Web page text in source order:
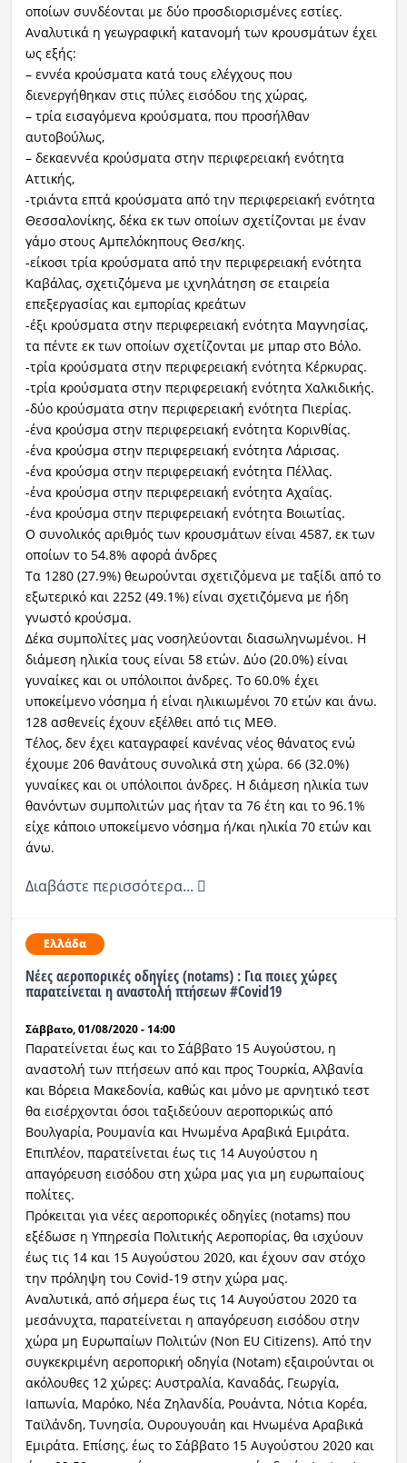
οποίων συνδέονται με δύο προσδιορισμένες εστίες.
Αναλυτικά η γεωγραφική κατανομή των κρουσμάτων έχει
ως εξής:
– εννέα κρούσματα κατά τους ελέγχους που
διενεργήθηκαν στις πύλες εισόδου της χώρας,
– τρία εισαγόμενα κρούσματα, που προσήλθαν
αυτοβούλως,
– δεκαεννέα κρούσματα στην περιφερειακή ενότητα
Αττικής,
-τριάντα επτά κρούσματα από την περιφερειακή ενότητα
Θεσσαλονίκης, δέκα εκ των οποίων σχετίζονται με έναν
γάμο στους Αμπελόκηπους Θεσ/κης.
-είκοσι τρία κρούσματα από την περιφερειακή ενότητα
Καβάλας, σχετιζόμενα με ιχνηλάτηση σε εταιρεία
επεξεργασίας και εμπορίας κρεάτων
-έξι κρούσματα στην περιφερειακή ενότητα Μαγνησίας,
τα πέντε εκ των οποίων σχετίζονται με μπαρ στο Βόλο.
-τρία κρούσματα στην περιφερειακή ενότητα Κέρκυρας.
-τρία κρούσματα στην περιφερειακή ενότητα Χαλκιδικής.
-δύο κρούσματα στην περιφερειακή ενότητα Πιερίας.
-ένα κρούσμα στην περιφερειακή ενότητα Κορινθίας.
-ένα κρούσμα στην περιφερειακή ενότητα Λάρισας.
-ένα κρούσμα στην περιφερειακή ενότητα Πέλλας.
-ένα κρούσμα στην περιφερειακή ενότητα Αχαΐας.
-ένα κρούσμα στην περιφερειακή ενότητα Βοιωτίας.
Ο συνολικός αριθμός των κρουσμάτων είναι 4587, εκ των
οποίων το 54.8% αφορά άνδρες
Τα 1280 (27.9%) θεωρούνται σχετιζόμενα με ταξίδι από το
εξωτερικό και 2252 (49.1%) είναι σχετιζόμενα με ήδη
γνωστό κρούσμα.
Δέκα συμπολίτες μας νοσηλεύονται διασωληνωμένοι. Η
διάμεση ηλικία τους είναι 58 ετών. Δύο (20.0%) είναι
γυναίκες και οι υπόλοιποι άνδρες. To 60.0% έχει
υποκείμενο νόσημα ή είναι ηλικιωμένοι 70 ετών και άνω.
128 ασθενείς έχουν εξέλθει από τις ΜΕΘ.
Τέλος, δεν έχει καταγραφεί κανένας νέος θάνατος ενώ
έχουμε 206 θανάτους συνολικά στη χώρα. 66 (32.0%)
γυναίκες και οι υπόλοιποι άνδρες. Η διάμεση ηλικία των
θανόντων συμπολιτών μας ήταν τα 76 έτη και το 96.1%
είχε κάποιο υποκείμενο νόσημα ή/και ηλικία 70 ετών και
άνω.
Διαβάστε περισσότερα...
Ελλάδα
Νέες αεροπορικές οδηγίες (notams) : Για ποιες χώρες
παρατείνεται η αναστολή πτήσεων #Covid19
Σάββατο, 01/08/2020 - 14:00
Παρατείνεται έως και το Σάββατο 15 Αυγούστου, η
αναστολή των πτήσεων από και προς Τουρκία, Αλβανία
και Βόρεια Μακεδονία, καθώς και μόνο με αρνητικό τεστ
θα εισέρχονται όσοι ταξιδεύουν αεροπορικώς από
Βουλγαρία, Ρουμανία και Ηνωμένα Αραβικά Εμιράτα.
Επιπλέον, παρατείνεται έως τις 14 Αυγούστου η
απαγόρευση εισόδου στη χώρα μας για μη ευρωπαίους
πολίτες.
Πρόκειται για νέες αεροπορικές οδηγίες (notams) που
εξέδωσε η Υπηρεσία Πολιτικής Αεροπορίας, θα ισχύουν
έως τις 14 και 15 Αυγούστου 2020, και έχουν σαν στόχο
την πρόληψη του Covid-19 στην χώρα μας.
Αναλυτικά, από σήμερα έως τις 14 Αυγούστου 2020 τα
μεσάνυχτα, παρατείνεται η απαγόρευση εισόδου στην
χώρα μη Ευρωπαίων Πολιτών (Non EU Citizens). Από την
συγκεκριμένη αεροπορική οδηγία (Νοtam) εξαιρούνται οι
ακόλουθες 12 χώρες: Αυστραλία, Καναδάς, Γεωργία,
Ιαπωνία, Μαρόκο, Νέα Ζηλανδία, Ρουάντα, Νότια Κορέα,
Ταϊλάνδη, Τυνησία, Ουρουγουάη και Ηνωμένα Αραβικά
Εμιράτα. Επίσης, έως το Σάββατο 15 Αυγούστου 2020 και